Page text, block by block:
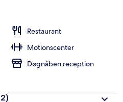
Restaurant
Motionscenter
Døgnåben reception